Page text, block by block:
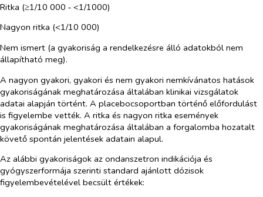
Ritka (≥1/10 000 ‑ <1/1000)
Nagyon ritka (<1/10 000)
Nem ismert (a gyakoriság a rendelkezésre álló adatokból nem
állapítható meg).
A nagyon gyakori, gyakori és nem gyakori nemkívánatos hatások
gyakoriságának meghatározása általában klinikai vizsgálatok
adatai alapján történt. A placebocsoportban történő előfordulást
is figyelembe vették. A ritka és nagyon ritka események
gyakoriságának meghatározása általában a forgalomba hozatalt
követő spontán jelentések adatain alapul.
Az alábbi gyakoriságok az ondanszetron indikációja és
gyógyszerformája szerinti standard ajánlott dózisok
figyelembevételével becsült értékek: